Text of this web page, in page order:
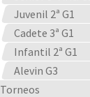
Juvenil 2ª G1
Cadete 3ª G1
Infantil 2ª G1
Alevin G3
Torneos